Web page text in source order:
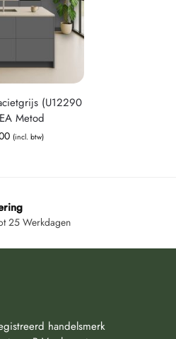
(U12290
Metod
(incl. btw)
25 Werkdagen
handelsmerk